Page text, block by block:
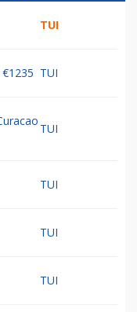
TUI
TUI
TUI
TUI
TUI
TUI